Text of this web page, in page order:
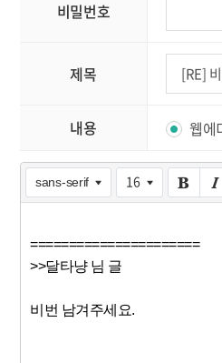
비밀번호
제목
내용 웹에
sans-serif 16
======================
>>달타냥 님 글
비번 남겨주세요.